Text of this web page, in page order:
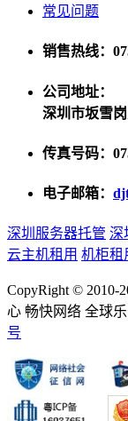
常见问题
销售热线：
公司地址：
深圳市坂雪
传真号码：
电子邮箱：
深圳服务器托管 深
云主机租用 机柜租
CopyRight © 2010-
心 畅快网络 全球乐
号